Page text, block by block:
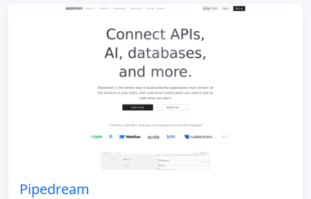
Pipedream